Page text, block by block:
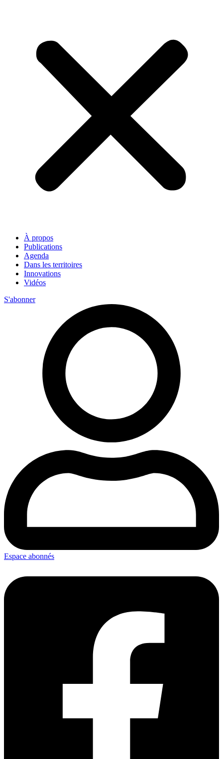
À propos
Publications
Agenda
Dans les territoires
Innovations
Vidéos
S'abonner
Espace abonnés